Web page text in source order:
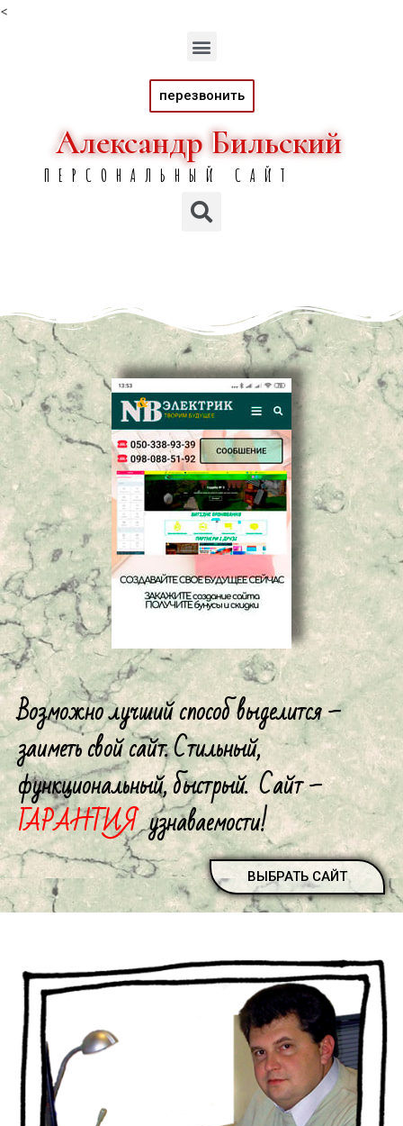
<
перезвонить
Александр Бильский
Александр Бильский
ПЕРСОНАЛЬНЫЙ САЙТ
Возможно лучший способ выделится –
заиметь свой сайт. Стильный,
функциональный, быстрый. Сайт –
ГАРАНТИЯузнаваемости!
ВЫБРАТЬ САЙТ